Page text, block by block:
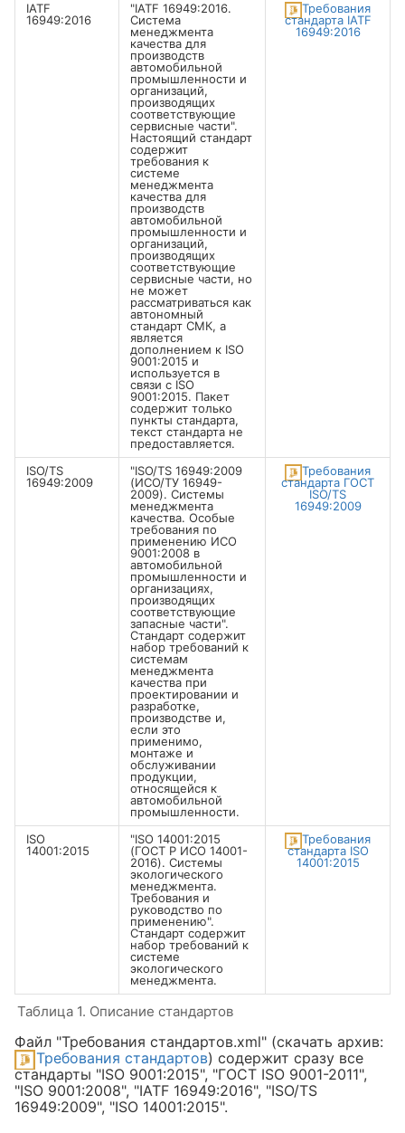
IATF
16949:2016
"IATF 16949:2016.
Система
менеджмента
качества для
производств
автомобильной
промышленности и
организаций,
производящих
соответствующие
сервисные части".
Настоящий стандарт
содержит
требования к
системе
менеджмента
качества для
производств
автомобильной
промышленности и
организаций,
производящих
соответствующие
сервисные части, но
не может
рассматриваться как
автономный
стандарт СМК, а
является
дополнением к ISO
9001:2015 и
используется в
связи с ISO
9001:2015. Пакет
содержит только
пункты стандарта,
текст стандарта не
предоставляется.
Требования
стандарта IATF
16949:2016
ISO/TS
16949:2009
"ISO/TS 16949:2009
(ИСО/ТУ 16949-
2009). Системы
менеджмента
качества. Особые
требования по
применению ИСО
9001:2008 в
автомобильной
промышленности и
организациях,
производящих
соответствующие
запасные части".
Стандарт содержит
набор требований к
системам
менеджмента
качества при
проектировании и
разработке,
производстве и,
если это
применимо,
монтаже и
обслуживании
продукции,
относящейся к
автомобильной
промышленности.
Требования
стандарта ГОСТ
ISO/TS
16949:2009
ISO
14001:2015
"ISO 14001:2015
(ГОСТ Р ИСО 14001-
2016). Системы
экологического
менеджмента.
Требования и
руководство по
применению".
Стандарт содержит
набор требований к
системе
экологического
менеджмента.
Требования
стандарта ISO
14001:2015
Таблица 1. Описание стандартов
Файл "Требования стандартов.xml" (скачать архив:
Требования стандартов) содержит сразу все
стандарты "ISO 9001:2015", "ГОСТ ISO 9001-2011",
"ISO 9001:2008", "IATF 16949:2016", "ISO/TS
16949:2009", "ISO 14001:2015".